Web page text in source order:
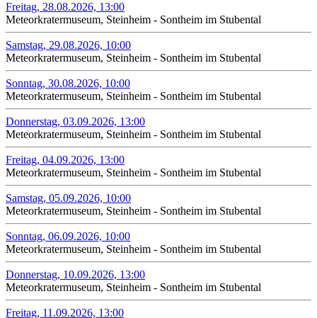
Freitag, 28.08.2026, 13:00
Meteorkratermuseum, Steinheim - Sontheim im Stubental
Samstag, 29.08.2026, 10:00
Meteorkratermuseum, Steinheim - Sontheim im Stubental
Sonntag, 30.08.2026, 10:00
Meteorkratermuseum, Steinheim - Sontheim im Stubental
Donnerstag, 03.09.2026, 13:00
Meteorkratermuseum, Steinheim - Sontheim im Stubental
Freitag, 04.09.2026, 13:00
Meteorkratermuseum, Steinheim - Sontheim im Stubental
Samstag, 05.09.2026, 10:00
Meteorkratermuseum, Steinheim - Sontheim im Stubental
Sonntag, 06.09.2026, 10:00
Meteorkratermuseum, Steinheim - Sontheim im Stubental
Donnerstag, 10.09.2026, 13:00
Meteorkratermuseum, Steinheim - Sontheim im Stubental
Freitag, 11.09.2026, 13:00